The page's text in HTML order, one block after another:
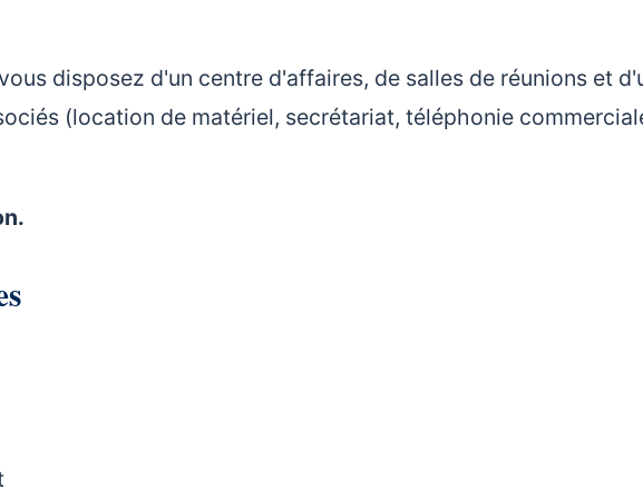
disposez d'un centre d'affaires, de salles de réunions et
(location de matériel, secrétariat, téléphonie